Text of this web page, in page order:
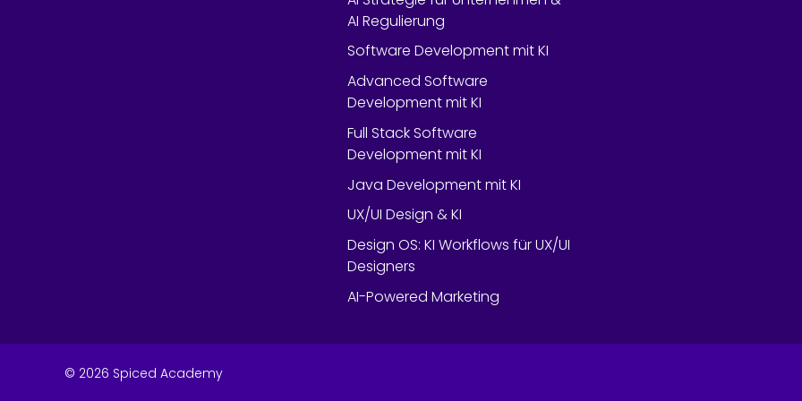
AI Regulierung
Software Development mit KI
Advanced Software
Development mit KI
Full Stack Software
Development mit KI
Java Development mit KI
UX/UI Design & KI
Design OS: KI Workflows für UX/UI
Designers
AI-Powered Marketing
© 2026 Spiced Academy